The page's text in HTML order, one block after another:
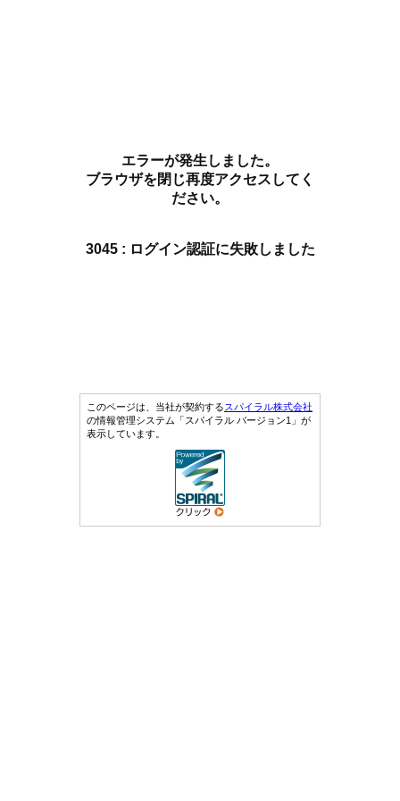
エラーが発生しました。
ブラウザを閉じ再度アクセスしてく
ださい。
3045 : ログイン認証に失敗しました
このページは、当社が契約するスパイラル株式会社
の情報管理システム「スパイラル バージョン1」が
表示しています。